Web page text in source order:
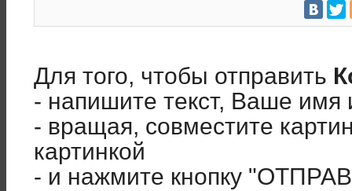
Для того, чтобы отправить
- напишите текст, Ваше имя
- вращая, совместите
картинкой
- и нажмите кнопку